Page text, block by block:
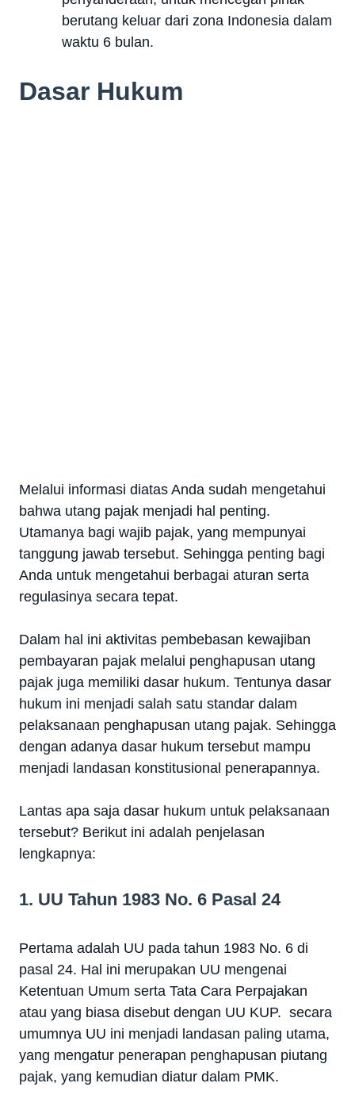
berutang keluar dari zona Indonesia dalam
waktu 6 bulan.
Dasar Hukum
Melalui informasi diatas Anda sudah mengetahui
bahwa utang pajak menjadi hal penting.
Utamanya bagi wajib pajak, yang mempunyai
tanggung jawab tersebut. Sehingga penting bagi
Anda untuk mengetahui berbagai aturan serta
regulasinya secara tepat.
Dalam hal ini aktivitas pembebasan kewajiban
pembayaran pajak melalui penghapusan utang
pajak juga memiliki dasar hukum. Tentunya dasar
hukum ini menjadi salah satu standar dalam
pelaksanaan penghapusan utang pajak. Sehingga
dengan adanya dasar hukum tersebut mampu
menjadi landasan konstitusional penerapannya.
Lantas apa saja dasar hukum untuk pelaksanaan
tersebut? Berikut ini adalah penjelasan
lengkapnya:
1. UU Tahun 1983 No. 6 Pasal 24
Pertama adalah UU pada tahun 1983 No. 6 di
pasal 24. Hal ini merupakan UU mengenai
Ketentuan Umum serta Tata Cara Perpajakan
atau yang biasa disebut dengan UU KUP. secara
umumnya UU ini menjadi landasan paling utama,
yang mengatur penerapan penghapusan piutang
pajak, yang kemudian diatur dalam PMK.